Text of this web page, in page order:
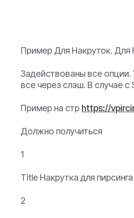
Пример Для Накруток. Для
Задействованы все опции.
все через слэш. В случае
Пример на стр https://
Должно получиться
1
Title Накрутка для
2